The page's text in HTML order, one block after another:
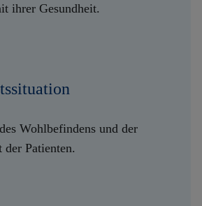
ihrer Gesundheit.
Wohlbefindens und der
der Patienten.